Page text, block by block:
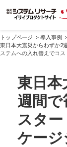
トップページ
導入事例
東日本大震災からわずか2
ステムへの入れ替えでコ
東日本
週間で
スタ
ケー